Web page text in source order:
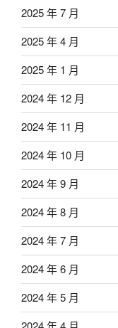
2025 年 7 月
2025 年 4 月
2025 年 1 月
2024 年 12 月
2024 年 11 月
2024 年 10 月
2024 年 9 月
2024 年 8 月
2024 年 7 月
2024 年 6 月
2024 年 5 月